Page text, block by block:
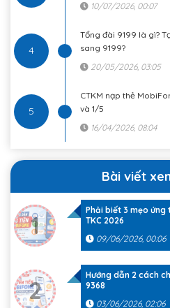
10/07/2026, 00:07
4
Tổng đài 9199 là gì?
sang 9199?
20/05/2026, 03:05
5
CTKM nạp thẻ
và 1/5
16/04/2026, 08:04
Bài viết
1
Phải biết 3 mẹo
TKC 2026
09/06/2026, 00:06
2
Hướng dẫn 2 cách
9368
03/06/2026, 02:06